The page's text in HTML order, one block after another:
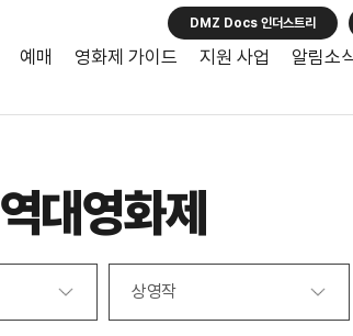
예매 영화제 가이드 지원 사업 알림소
DMZ Docs 인더스트리
역대영화제
상영작